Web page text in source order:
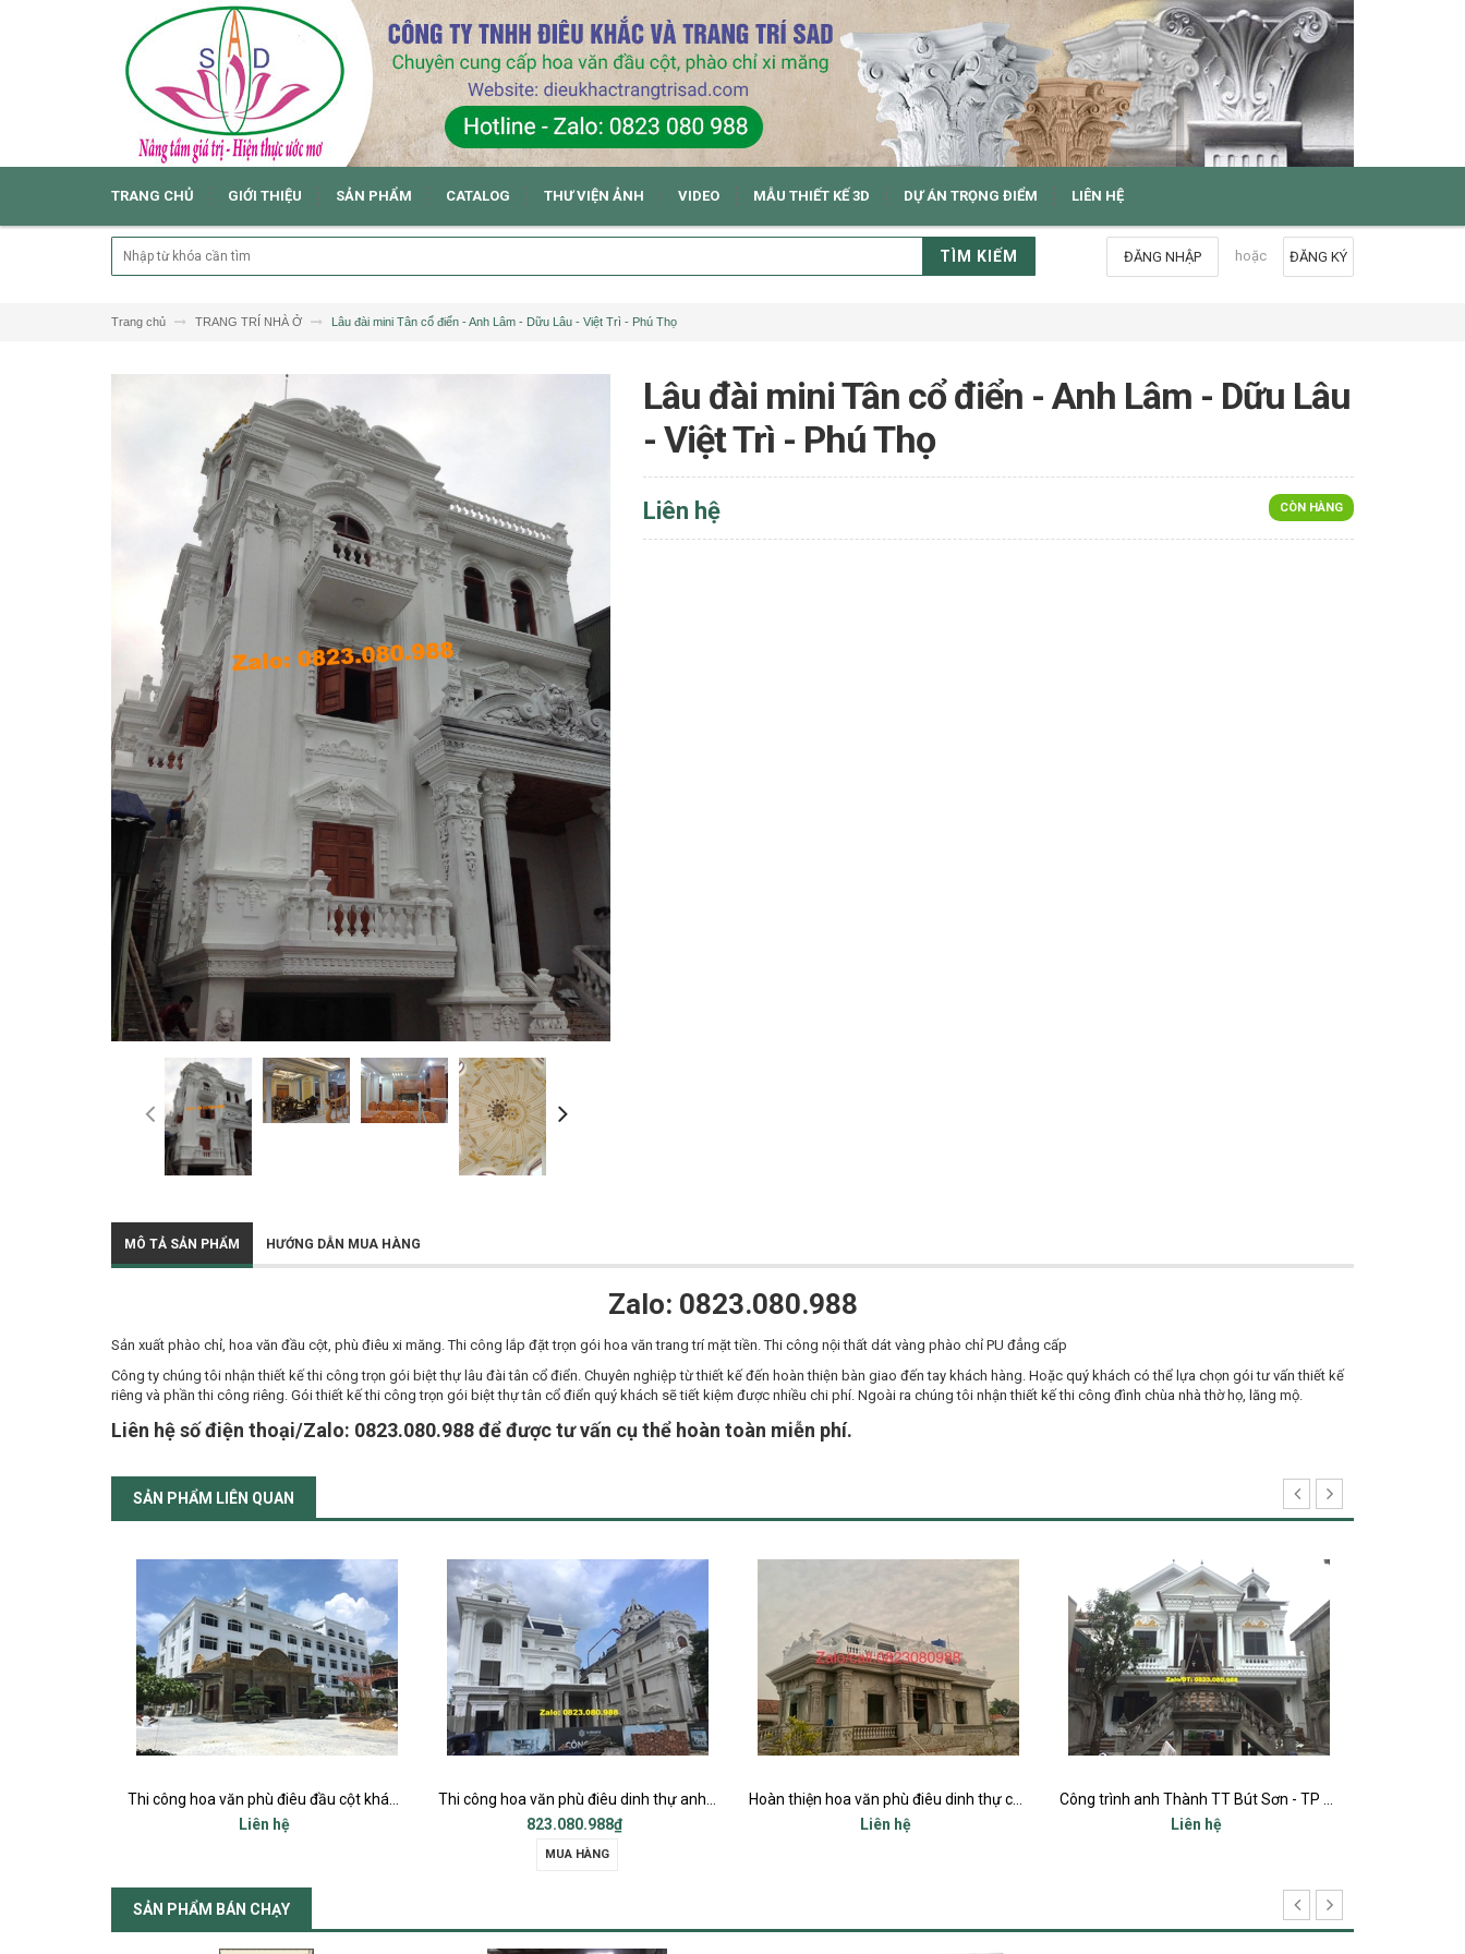
TRANG CHỦ GIỚI THIỆU SẢN PHẨM CATALOG THƯ VIỆN ẢNH VIDEO MẪU THIẾT KẾ 3D DỰ ÁN TRỌNG ĐIỂM LIÊN HỆ
TÌM KIẾM ĐĂNG KÝ
hoặc
ĐĂNG NHẬP
Trang chủ TRANG TRÍ NHÀ Ở Lâu đài mini Tân cổ điển - Anh Lâm - Dữu Lâu - Việt Trì - Phú Thọ
Lâu đài mini Tân cổ điển - Anh Lâm - Dữu Lâu
- Việt Trì - Phú Thọ
CÒN HÀNG
Liên hệ
MÔ TẢ SẢN PHẨM HƯỚNG DẪN MUA HÀNG
Zalo: 0823.080.988
Sản xuất phào chỉ, hoa văn đầu cột, phù điêu xi măng. Thi công lắp đặt trọn gói hoa văn trang trí mặt tiền. Thi công nội thất dát vàng phào chỉ PU đẳng cấp
Công ty chúng tôi nhận thiết kế thi công trọn gói biệt thự lâu đài tân cổ điển. Chuyên nghiệp từ thiết kế đến hoàn thiện bàn giao đến tay khách hàng. Hoặc quý khách có thể lựa chọn gói tư vấn thiết kế
riêng và phần thi công riêng. Gói thiết kế thi công trọn gói biệt thự tân cổ điển quý khách sẽ tiết kiệm được nhiều chi phí. Ngoài ra chúng tôi nhận thiết kế thi công đình chùa nhà thờ họ, lăng mộ.
Liên hệ số điện thoại/Zalo: 0823.080.988 để được tư vấn cụ thể hoàn toàn miễn phí.
SẢN PHẨM LIÊN QUAN
823.080.988₫
Hoàn thiện hoa văn phù điêu dinh thự chị Hoa Nga Tân - Nga Sơn - Thanh Hóa
Liên hệ
Liên hệ
Liên hệ
SẢN PHẨM BÁN CHẠY